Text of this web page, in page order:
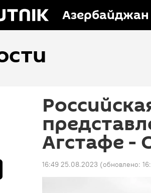
Азербайджан
Агстафе
16:49 25.08.2023 (обновлено: